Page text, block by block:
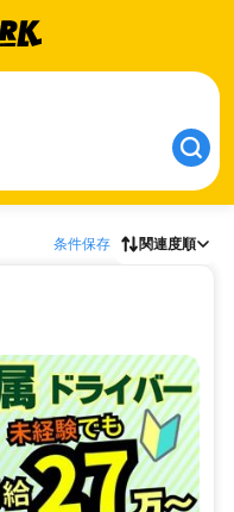
条件保存 関連度順